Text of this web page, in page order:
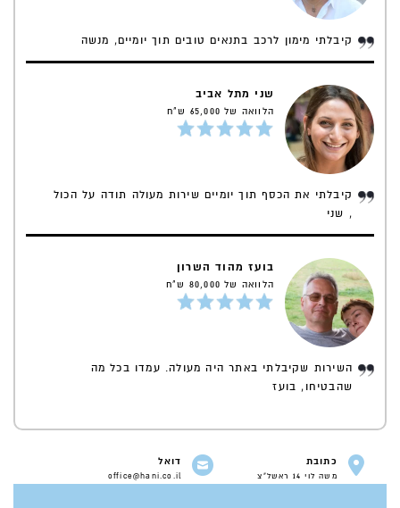
מה הופך כרטיס אשראי לכרטיס אשראי משתלם ומומלץ - כל
קיבלתי מימון לרכב בתנאים טובים תוך יומיים, מנשה
שני מתל אביב
הלוואה של 65,000 ש"ח
קיבלתי את הכסף תוך יומיים שירות מעולה תודה על הכול
, שני
בועז מהוד השרון
הלוואה של 80,000 ש"ח
השירות שקיבלתי באתר היה מעולה. עמדו בכל מה
שהבטיחו, בועז
כתובת
משה לוי 14 ראשל"צ
דואל
office@hani.co.il